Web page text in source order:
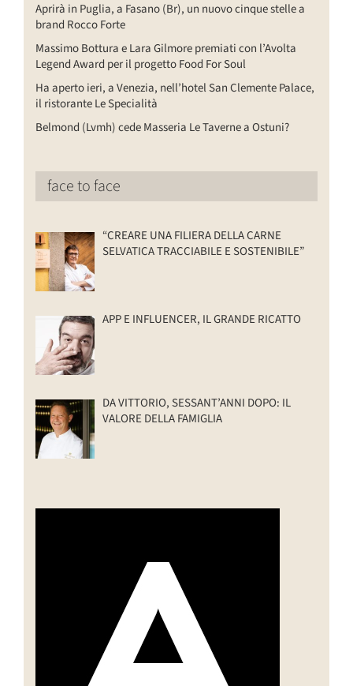
Aprirà in Puglia, a Fasano (Br), un nuovo cinque stelle a
brand Rocco Forte
Massimo Bottura e Lara Gilmore premiati con l’Avolta
Legend Award per il progetto Food For Soul
Ha aperto ieri, a Venezia, nell’hotel San Clemente Palace,
il ristorante Le Specialità
Belmond (Lvmh) cede Masseria Le Taverne a Ostuni?
face to face
“CREARE UNA FILIERA DELLA CARNE
SELVATICA TRACCIABILE E SOSTENIBILE”
APP E INFLUENCER, IL GRANDE RICATTO
DA VITTORIO, SESSANT’ANNI DOPO: IL
VALORE DELLA FAMIGLIA